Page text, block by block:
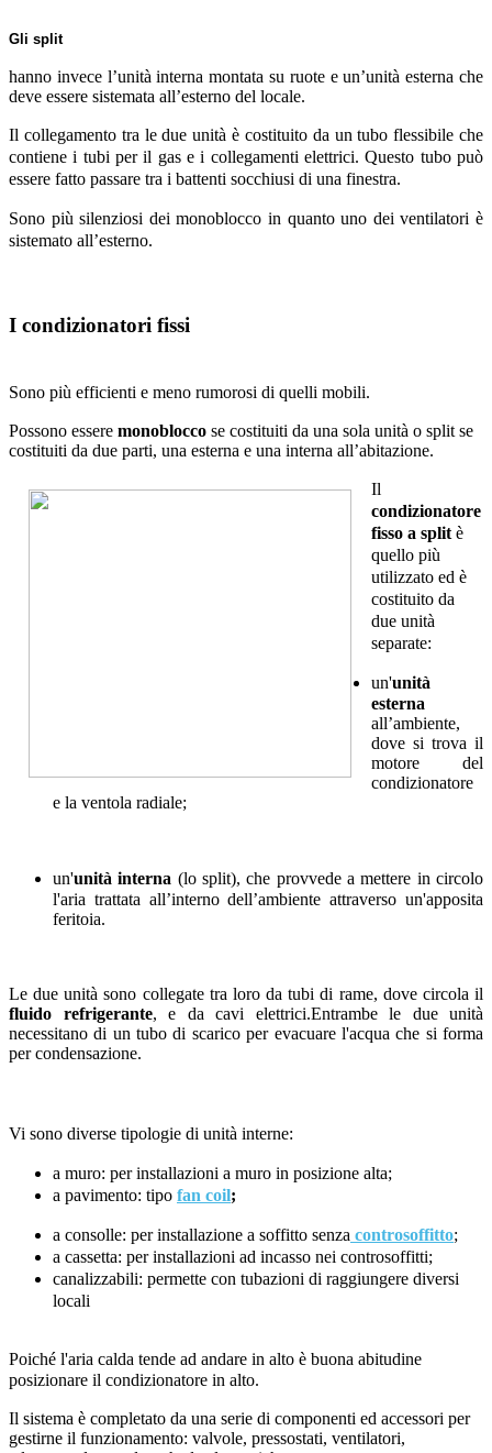
Gli split
hanno invece l’unità interna montata su ruote e un’unità esterna che
deve essere sistemata all’esterno del locale.
Il collegamento tra le due unità è costituito da un tubo flessibile che
contiene i tubi per il gas e i collegamenti elettrici. Questo tubo può
essere fatto passare tra i battenti socchiusi di una finestra.
Sono più silenziosi dei monoblocco in quanto uno dei ventilatori è
sistemato all’esterno.
I condizionatori fissi
Sono più efficienti e meno rumorosi di quelli mobili.
Possono essere monoblocco se costituiti da una sola unità o split se
costituiti da due parti, una esterna e una interna all’abitazione.
Il
condizionatore
fisso a split è
quello più
utilizzato ed è
costituito da
due unità
separate:
un'unità
esterna
all’ambiente,
dove si trova il
motore del
condizionatore
e la ventola radiale;
un'unità interna (lo split), che provvede a mettere in circolo
l'aria trattata all’interno dell’ambiente attraverso un'apposita
feritoia.
Le due unità sono collegate tra loro da tubi di rame, dove circola il
fluido refrigerante, e da cavi elettrici.Entrambe le due unità
necessitano di un tubo di scarico per evacuare l'acqua che si forma
per condensazione.
Vi sono diverse tipologie di unità interne:
a muro: per installazioni a muro in posizione alta;
a pavimento: tipo fan coil;
a consolle: per installazione a soffitto senza controsoffitto;
a cassetta: per installazioni ad incasso nei controsoffitti;
canalizzabili: permette con tubazioni di raggiungere diversi
locali
Poiché l'aria calda tende ad andare in alto è buona abitudine
posizionare il condizionatore in alto.
Il sistema è completato da una serie di componenti ed accessori per
gestirne il funzionamento: valvole, pressostati, ventilatori,